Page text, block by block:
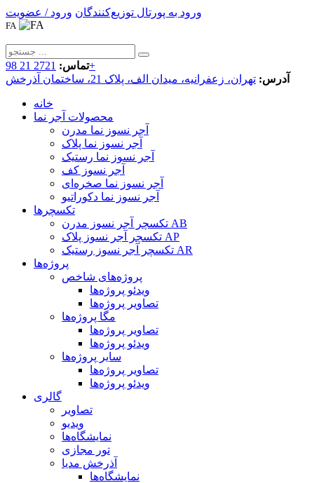
ورود به پورتال توزیع‌کنندگان ورود / عضویت
FA
تماس:2721 21 98+
آدرس: تهران، زعفرانیه، میدان الف، پلاک 21، ساختمان آذرخش
خانه
محصولات آجر نما
آجر نسوز نما مدرن
آجر نسوز نما پلاک
آجر نسوز نما رستیک
آجر نسوز کف
آجر نسوز نما صخره‌ای
آجر نسوز نما دکوراتیو
تکسچرها
تکسچر آجر نسوز مدرن AB
تکسچر آجر نسوز پلاک AP
تکسچر آجر نسوز رستیک AR
پروژه‌ها
پروژه‌های شاخص
ویدئو پروژه‌ها
تصاویر پروژه‌ها
مگا پروژه‌ها
تصاویر پروژه‌ها
ویدئو پروژه‌ها
سایر پروژه‌ها
تصاویر پروژه‌ها
ویدئو پروژه‌ها
گالری
تصاویر
ویدیو
نمایشگاه‌ها
تور مجازی
آذرخش مدیا
نمایشگاه‌ها